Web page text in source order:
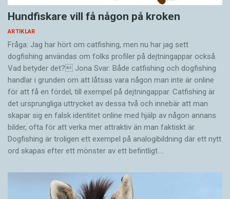
Hundfiskare vill få någon på kroken
ARTIKLAR
Fråga: Jag har hört om catfishing, men nu har jag sett
dogfishing användas om folks profiler på dejtningappar också.
Vad betyder det? Jona Svar: Både catfishing och dogfishing
handlar i grunden om att låtsas vara någon man inte är online
för att få en fördel, till exempel på dejtningappar. Catfishing är
det ursprungliga uttrycket av dessa två och innebär att man
skapar sig en falsk identitet online med hjälp av någon annans
bilder, ofta för att verka mer attraktiv än man faktiskt är.
Dogfishing är troligen ett exempel på analogibildning där ett nytt
ord skapas efter ett mönster av ett befintligt.…